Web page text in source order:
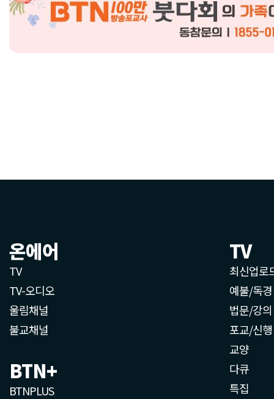
온에어
TV
TV-오디오
울림채널
불교채널
BTN+
BTNPLUS
TV
최신업로
예불/독경
법문/강의
포교/신행
교양
다큐
특집